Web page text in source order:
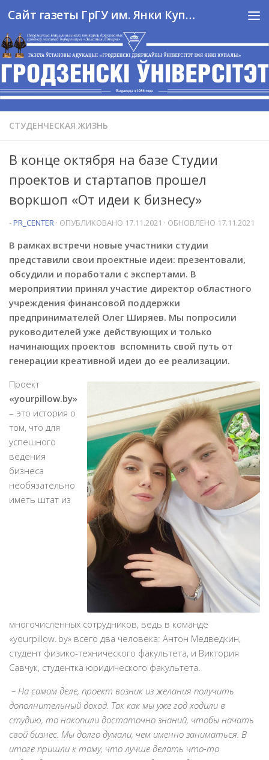
Перейти к содержимому Сайт газеты ГрГУ им. Янки Купалы
СТУДЕНЧЕСКАЯ ЖИЗНЬ
В конце октября на базе Студии
проектов и стартапов прошел
воркшоп «От идеи к бизнесу»
-PR_CENTER · ОПУБЛИКОВАНО 17.11.2021 · ОБНОВЛЕНО 17.11.2021
В рамках встречи новые участники студии
представили свои проектные идеи: презентовали,
обсудили и поработали с экспертами. В
мероприятии принял участие директор областного
учреждения финансовой поддержки
предпринимателей Олег Ширяев. Мы попросили
руководителей уже действующих и только
начинающих проектов вспомнить свой путь от
генерации креативной идеи до ее реализации.
Проект
«yourpillow.by»
– это история о
том, что для
успешного
ведения
бизнеса
необязательно
иметь штат из
многочисленных сотрудников, ведь в команде
«yourpillow. by» всего два человека: Антон Медведкин,
студент физико-технического факультета, и Виктория
Савчук, студентка юридического факультета.
– На самом деле, проект возник из желания получить
дополнительный доход. Так как мы уже год ходили в
студию, то накопили достаточно знаний, чтобы начать
свой бизнес. Мы долго думали, чем именно заниматься. В
итоге пришли к тому, что лучше делать что-то